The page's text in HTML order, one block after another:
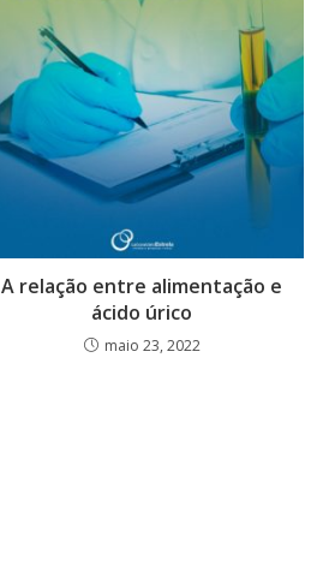
A relação entre alimentação e
ácido úrico
maio 23, 2022